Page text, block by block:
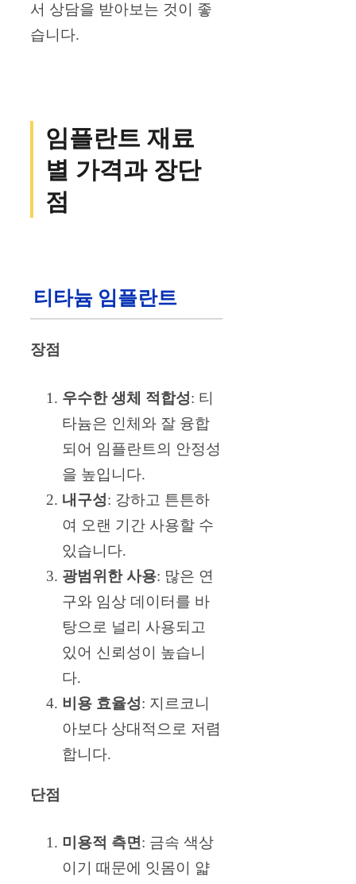
서 상담을 받아보는 것이 좋
습니다.
임플란트 재료
별 가격과 장단
점
티타늄 임플란트
장점
우수한 생체 적합성: 티
타늄은 인체와 잘 융합
되어 임플란트의 안정성
을 높입니다.
내구성: 강하고 튼튼하
여 오랜 기간 사용할 수
있습니다.
광범위한 사용: 많은 연
구와 임상 데이터를 바
탕으로 널리 사용되고
있어 신뢰성이 높습니
다.
비용 효율성: 지르코니
아보다 상대적으로 저렴
합니다.
단점
미용적 측면: 금속 색상
이기 때문에 잇몸이 얇